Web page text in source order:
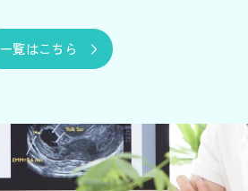
一覧はこちら